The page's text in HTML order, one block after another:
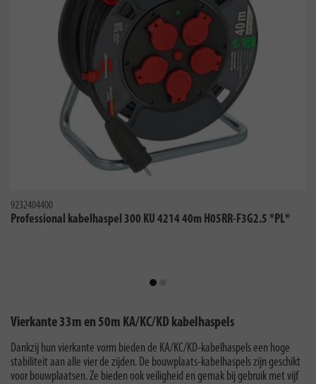
9232404400
Professional kabelhaspel 300 KU 4214 40m H05RR-F3G2.5 *PL*
Vierkante 33m en 50m KA/KC/KD kabelhaspels
Dankzij hun vierkante vorm bieden de KA/KC/KD-kabelhaspels een hoge
stabiliteit aan alle vier de zijden. De bouwplaats-kabelhaspels zijn geschikt
voor bouwplaatsen. Ze bieden ook veiligheid en gemak bij gebruik met vijf